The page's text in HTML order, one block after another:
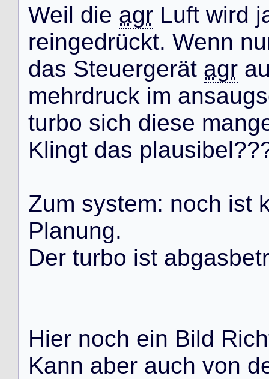
Weil die agr Luft wird j
reingedrückt. Wenn nu
das Steuergerät agr a
mehrdruck im ansaugs
turbo sich diese mang
Klingt das plausibel??
Zum system: noch ist
Planung.
Der turbo ist abgasbetr
Hier noch ein Bild Rich
Kann aber auch von d